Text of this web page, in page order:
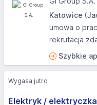
Katowice
umowa o
rekrutacja
Szybkie
Elektryk / elektryczka
Wygasa jutro